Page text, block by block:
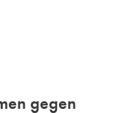
gegen